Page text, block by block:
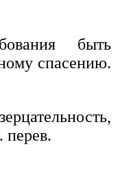
быть
спасению.
перев.